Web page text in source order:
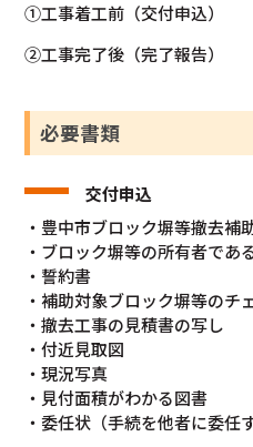
①工事着工前（交付申込）
②工事完了後（完了報告）
必要書類
交付申込
・豊中市ブロック塀等撤去補
・ブロック塀等の所有者であ
・誓約書
・補助対象ブロック塀等のチ
・撤去工事の見積書の写し
・付近見取図
・現況写真
・見付面積がわかる図書
・委任状（手続を他者に委任